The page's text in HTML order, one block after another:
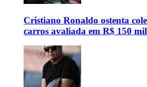
Cristiano Ronaldo ostenta
carros avaliada em R$ 150